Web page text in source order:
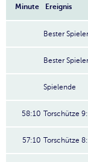
Minute Ereignis
Bester Spieler
Bester Spieler
Spielende
58:10 Torschütze
57:10 Torschütze